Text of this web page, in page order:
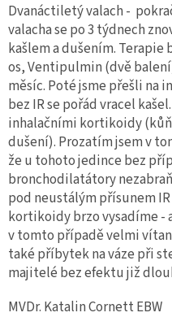
Dvanáctiletý valach -
valacha se po 3 týdnech
kašlem a dušením.
os, Ventipulmin (dvě
měsíc. Poté jsme přešli na
bez IR se pořád vracel
inhalačními kortikoidy
dušení). Prozatím jsem v
že u tohoto jedince bez
bronchodilatátory
pod neustálým přísunem
kortikoidy brzo vysadíme -
v tomto případě velmi
také příbytek na váze při
majitelé bez efektu již
MVDr. Katalin Cornett EBW